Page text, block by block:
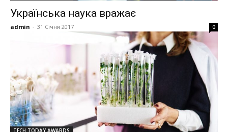
Українська наука вражає
admin - 31 Січня 2017 0
TECH TODAY AWARDS